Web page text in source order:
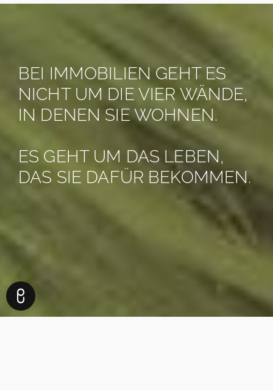
BEI IMMOBILIEN GEHT ES
NICHT UM DIE VIER WÄNDE,
IN DENEN SIE WOHNEN.
ES GEHT UM DAS LEBEN,
DAS SIE DAFÜR BEKOMMEN.